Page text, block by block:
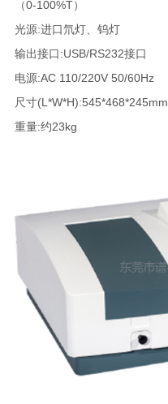
（0-100%T）
光源:进口氘灯、钨灯
输出接口:USB/RS232接口
电源:AC 110/220V 50/60Hz
尺寸(L*W*H):545*468*245mm
重量:约23kg